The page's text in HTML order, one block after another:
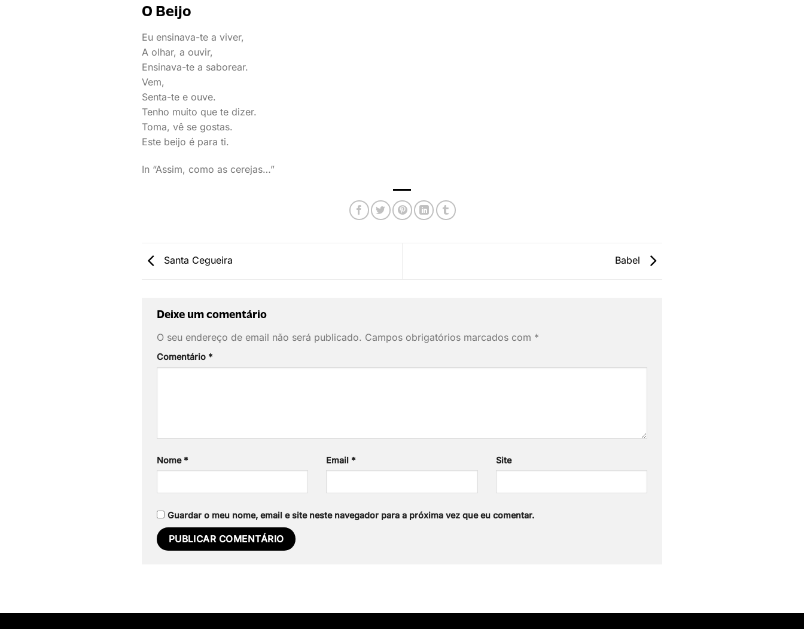
O Beijo
Eu ensinava-te a viver,
A olhar, a ouvir,
Ensinava-te a saborear.
Vem,
Senta-te e ouve.
Tenho muito que te dizer.
Toma, vê se gostas.
Este beijo é para ti.
In “Assim, como as cerejas…”
Santa Cegueira Babel
Deixe um comentário
O seu endereço de email não será publicado. Campos obrigatórios marcados com *
Comentário *
Nome * Email * Site
Guardar o meu nome, email e site neste navegador para a próxima vez que eu comentar.